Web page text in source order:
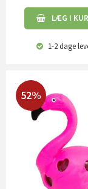
LÆG I
1-2 dage
52%